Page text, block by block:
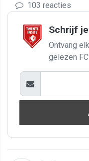
103 reacties
Schrijf
Ontvang
gelezen